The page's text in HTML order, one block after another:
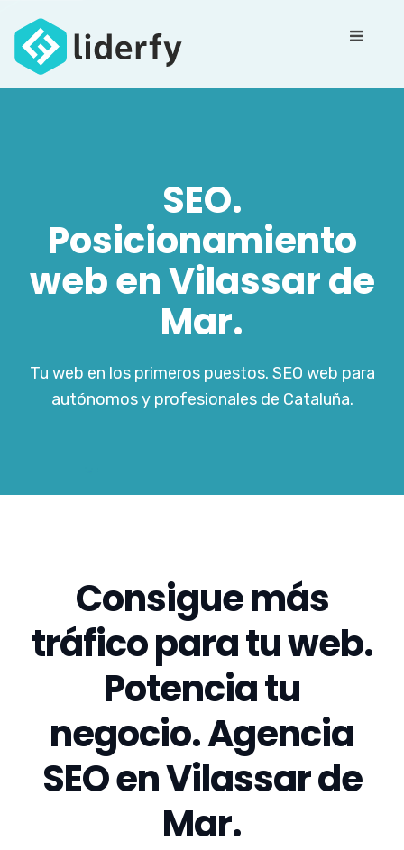
SEO.
Posicionamiento
web en Vilassar de
Mar.
Tu web en los primeros puestos. SEO web para
autónomos y profesionales de Cataluña.
Consigue más
tráfico para tu web.
Potencia tu
negocio. Agencia
SEO en Vilassar de
Mar.